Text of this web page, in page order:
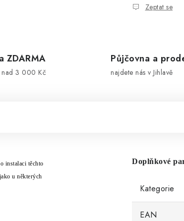
Zeptat se
ZDARMA
nad 3 000 Kč
Půjčovna a
najdete nás v Jihlavě
instalaci těchto
u některých
Doplňkové
Kategorie
EAN